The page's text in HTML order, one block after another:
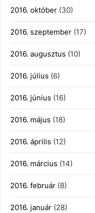
2016. október (30)
2016. szeptember (17)
2016. augusztus (10)
2016. július (6)
2016. június (16)
2016. május (18)
2016. április (12)
2016. március (14)
2016. február (8)
2016. január (28)